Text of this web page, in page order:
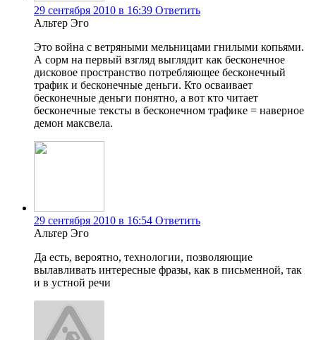
29 сентября 2010 в 16:39 Ответить
Альтер Эго
Это война с ветряными мельницами гнилыми копьями.
А сорм на первый взгляд выглядит как бесконечное
дисковое пространство потребляющее бесконечный
трафик и бесконечные деньги. Кто осваивает
бесконечные деньги понятно, а вот кто читает
бесконечные тексты в бесконечном трафике = наверное
демон максвела.
29 сентября 2010 в 16:54 Ответить
Альтер Эго
Да есть, вероятно, технологии, позволяющие
вылавливать интересные фразы, как в письменной, так
и в устной речи